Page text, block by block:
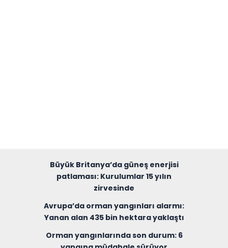
Büyük Britanya’da güneş enerjisi
patlaması: Kurulumlar 15 yılın
zirvesinde
Avrupa’da orman yangınları alarmı:
Yanan alan 435 bin hektara yaklaştı
Orman yangınlarında son durum: 6